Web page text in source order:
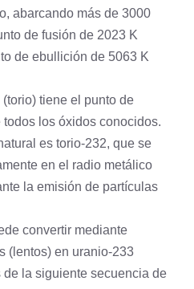
abarcando más de 3000
de fusión de 2023 K
de ebullición de 5063 K
tiene el punto de
los óxidos conocidos.
es torio-232, que se
en el radio metálico
la emisión de partículas
convertir mediante
(lentos) en uranio-233
la siguiente secuencia de